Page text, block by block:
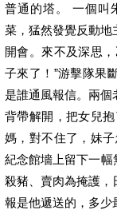
普通的塔。 一個叫
菜，猛然發覺反動
開會。來不及深思
子來了！”游擊隊果
是誰通風報信。兩
背帶解開，把女兒
媽，對不住了，妹
紀念館墻上留下一幅
殺豬、賣肉為掩護
報是他遞送的，多少